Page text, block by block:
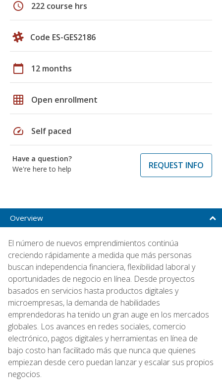
schedule 222 course hrs
Code ES-GES2186
calendar_today 12 months
grid_on Open enrollment
speed Self paced
Have a question?
We're here to help
REQUEST INFO
Overview
El número de nuevos emprendimientos continúa
creciendo rápidamente a medida que más personas
buscan independencia financiera, flexibilidad laboral y
oportunidades de negocio en línea. Desde proyectos
basados en servicios hasta productos digitales y
microempresas, la demanda de habilidades
emprendedoras ha tenido un gran auge en los mercados
globales. Los avances en redes sociales, comercio
electrónico, pagos digitales y herramientas en línea de
bajo costo han facilitado más que nunca que quienes
empiezan desde cero puedan lanzar y escalar sus propios
negocios.